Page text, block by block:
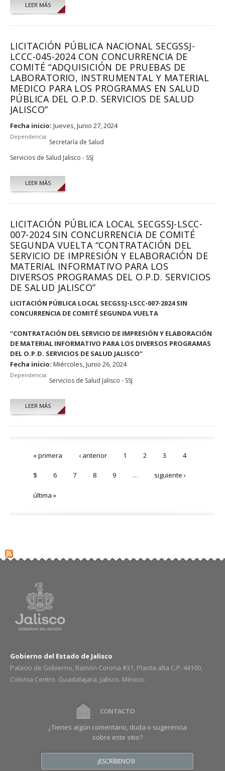
LEER MÁS
LICITACIÓN PÚBLICA NACIONAL SECGSSJ-
LCCC-045-2024 CON CONCURRENCIA DE
COMITÉ “ADQUISICIÓN DE PRUEBAS DE
LABORATORIO, INSTRUMENTAL Y MATERIAL
MEDICO PARA LOS PROGRAMAS EN SALUD
PÚBLICA DEL O.P.D. SERVICIOS DE SALUD
JALISCO”
Fecha inicio: Jueves, Junio 27, 2024
Dependencia:
Secretaría de Salud
Servicios de Salud Jalisco - SSJ
LEER MÁS
LICITACIÓN PÚBLICA LOCAL SECGSSJ-LSCC-
007-2024 SIN CONCURRENCIA DE COMITÉ
SEGUNDA VUELTA “CONTRATACIÓN DEL
SERVICIO DE IMPRESIÓN Y ELABORACIÓN DE
MATERIAL INFORMATIVO PARA LOS
DIVERSOS PROGRAMAS DEL O.P.D. SERVICIOS
DE SALUD JALISCO”
LICITACIÓN PÚBLICA LOCAL SECGSSJ-LSCC-007-2024 SIN
CONCURRENCIA DE COMITÉ SEGUNDA VUELTA
“CONTRATACIÓN DEL SERVICIO DE IMPRESIÓN Y ELABORACIÓN
DE MATERIAL INFORMATIVO PARA LOS DIVERSOS PROGRAMAS
DEL O.P.D. SERVICIOS DE SALUD JALISCO”
Fecha inicio: Miércoles, Junio 26, 2024
Dependencia:
Servicios de Salud Jalisco - SSJ
LEER MÁS
« primera ‹ anterior 1 2 3 4
5 6 7 8 9 … siguiente ›
última »
Gobierno del Estado de Jalisco
Palacio de Gobierno, Ramón Corona #31, Planta alta C.P. 44100,
Colonia Centro. Guadalajara, Jalisco. México.
CONTACTO
¿Tienes algún comentario, duda o sugerencia
sobre este sitio?
¡ESCRÍBENOS!